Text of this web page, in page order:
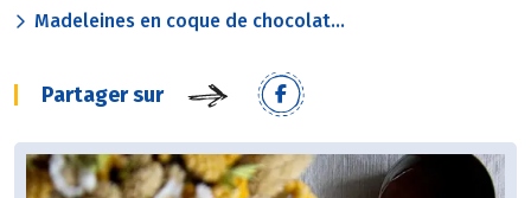
Madeleines en coque de chocolat...
Partager sur